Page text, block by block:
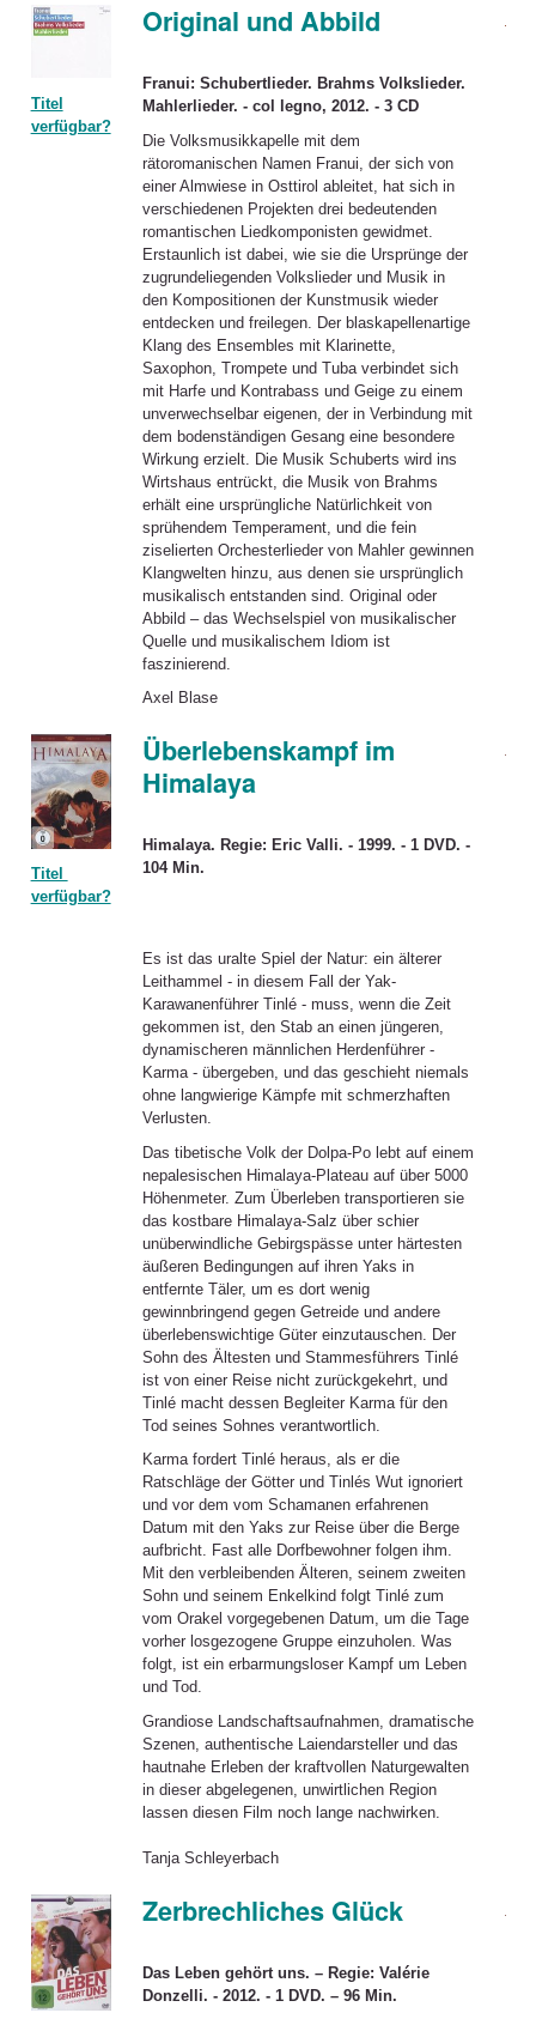
Titel
verfügbar?
Original und Abbild
Franui: Schubertlieder. Brahms Volkslieder.
Mahlerlieder. - col legno, 2012. - 3 CD
Die Volksmusikkapelle mit dem
rätoromanischen Namen Franui, der sich von
einer Almwiese in Osttirol ableitet, hat sich in
verschiedenen Projekten drei bedeutenden
romantischen Liedkomponisten gewidmet.
Erstaunlich ist dabei, wie sie die Ursprünge der
zugrundeliegenden Volkslieder und Musik in
den Kompositionen der Kunstmusik wieder
entdecken und freilegen. Der blaskapellenartige
Klang des Ensembles mit Klarinette,
Saxophon, Trompete und Tuba verbindet sich
mit Harfe und Kontrabass und Geige zu einem
unverwechselbar eigenen, der in Verbindung mit
dem bodenständigen Gesang eine besondere
Wirkung erzielt. Die Musik Schuberts wird ins
Wirtshaus entrückt, die Musik von Brahms
erhält eine ursprüngliche Natürlichkeit von
sprühendem Temperament, und die fein
ziselierten Orchesterlieder von Mahler gewinnen
Klangwelten hinzu, aus denen sie ursprünglich
musikalisch entstanden sind. Original oder
Abbild – das Wechselspiel von musikalischer
Quelle und musikalischem Idiom ist
faszinierend.
Axel Blase
Titel
verfügbar?
Überlebenskampf im
Himalaya
Himalaya. Regie: Eric Valli. - 1999. - 1 DVD. -
104 Min.
Es ist das uralte Spiel der Natur: ein älterer
Leithammel - in diesem Fall der Yak-
Karawanenführer Tinlé - muss, wenn die Zeit
gekommen ist, den Stab an einen jüngeren,
dynamischeren männlichen Herdenführer -
Karma - übergeben, und das geschieht niemals
ohne langwierige Kämpfe mit schmerzhaften
Verlusten.
Das tibetische Volk der Dolpa-Po lebt auf einem
nepalesischen Himalaya-Plateau auf über 5000
Höhenmeter. Zum Überleben transportieren sie
das kostbare Himalaya-Salz über schier
unüberwindliche Gebirgspässe unter härtesten
äußeren Bedingungen auf ihren Yaks in
entfernte Täler, um es dort wenig
gewinnbringend gegen Getreide und andere
überlebenswichtige Güter einzutauschen. Der
Sohn des Ältesten und Stammesführers Tinlé
ist von einer Reise nicht zurückgekehrt, und
Tinlé macht dessen Begleiter Karma für den
Tod seines Sohnes verantwortlich.
Karma fordert Tinlé heraus, als er die
Ratschläge der Götter und Tinlés Wut ignoriert
und vor dem vom Schamanen erfahrenen
Datum mit den Yaks zur Reise über die Berge
aufbricht. Fast alle Dorfbewohner folgen ihm.
Mit den verbleibenden Älteren, seinem zweiten
Sohn und seinem Enkelkind folgt Tinlé zum
vom Orakel vorgegebenen Datum, um die Tage
vorher losgezogene Gruppe einzuholen. Was
folgt, ist ein erbarmungsloser Kampf um Leben
und Tod.
Grandiose Landschaftsaufnahmen, dramatische
Szenen, authentische Laiendarsteller und das
hautnahe Erleben der kraftvollen Naturgewalten
in dieser abgelegenen, unwirtlichen Region
lassen diesen Film noch lange nachwirken.
Tanja Schleyerbach
Zerbrechliches Glück
Das Leben gehört uns. – Regie: Valérie
Donzelli. - 2012. - 1 DVD. – 96 Min.